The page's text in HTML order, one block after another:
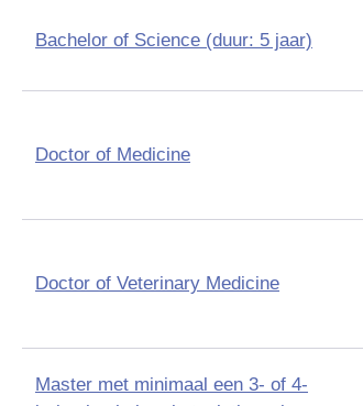
Bachelor of Science (duur: 5 jaar)
Doctor of Medicine
Doctor of Veterinary Medicine
Master met minimaal een 3- of 4-